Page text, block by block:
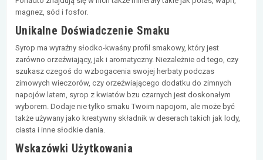
magnez, sód i fosfor.
Unikalne Doświadczenie Smaku
Syrop ma wyraźny słodko-kwaśny profil smakowy, który jest
zarówno orzeźwiający, jak i aromatyczny. Niezależnie od tego, czy
szukasz czegoś do wzbogacenia swojej herbaty podczas
zimowych wieczorów, czy orzeźwiającego dodatku do zimnych
napojów latem, syrop z kwiatów bzu czarnych jest doskonałym
wyborem. Dodaje nie tylko smaku Twoim napojom, ale może być
także używany jako kreatywny składnik w deserach takich jak lody,
ciasta i inne słodkie dania.
Wskazówki Użytkowania